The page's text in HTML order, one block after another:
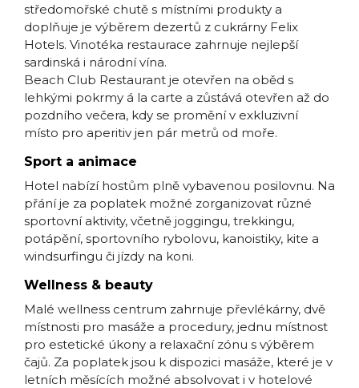
středomořské chutě s místními produkty a
doplňuje je výběrem dezertů z cukrárny Felix
Hotels. Vinotéka restaurace zahrnuje nejlepší
sardinská i národní vína.
Beach Club Restaurant je otevřen na oběd s
lehkými pokrmy á la carte a zůstává otevřen až do
pozdního večera, kdy se promění v exkluzivní
místo pro aperitiv jen pár metrů od moře.
Sport a animace
Hotel nabízí hostům plně vybavenou posilovnu. Na
přání je za poplatek možné zorganizovat různé
sportovní aktivity, včetně joggingu, trekkingu,
potápění, sportovního rybolovu, kanoistiky, kite a
windsurfingu či jízdy na koni.
Wellness & beauty
Malé wellness centrum zahrnuje převlékárny, dvě
místnosti pro masáže a procedury, jednu místnost
pro estetické úkony a relaxační zónu s výběrem
čajů. Za poplatek jsou k dispozici masáže, které je v
letních měsících možné absolvovat i v hotelové